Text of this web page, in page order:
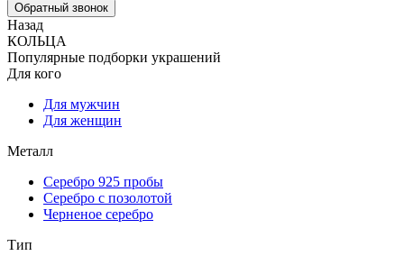
Обратный звонок
Назад
КОЛЬЦА
Популярные подборки украшений
Для кого
Для мужчин
Для женщин
Металл
Серебро 925 пробы
Серебро с позолотой
Черненое серебро
Тип